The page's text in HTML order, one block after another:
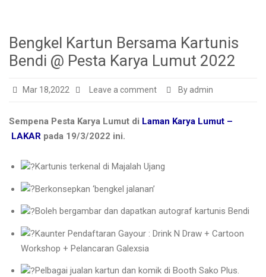
Bengkel Kartun Bersama Kartunis
Bendi @ Pesta Karya Lumut 2022
Mar 18,2022 Leave a comment By admin
Sempena Pesta Karya Lumut di Laman Karya Lumut –
LAKAR pada 19/3/2022 ini.
Kartunis terkenal di Majalah Ujang
Berkonsepkan ‘bengkel jalanan’
Boleh bergambar dan dapatkan autograf kartunis Bendi
Kaunter Pendaftaran Gayour : Drink N Draw + Cartoon
Workshop + Pelancaran Galexsia
Pelbagai jualan kartun dan komik di Booth Sako Plus.